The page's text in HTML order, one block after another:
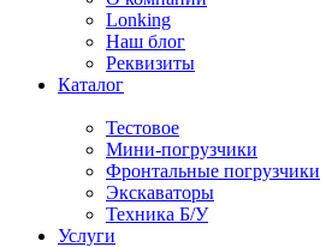
Lonking
Наш блог
Реквизиты
Каталог
Тестовое
Мини-погрузчики
Фронтальные погрузчики
Экскаваторы
Техника Б/У
Услуги